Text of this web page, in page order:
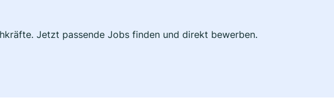
Jetzt passende Jobs finden und direkt bewerben.